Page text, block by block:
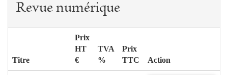
Revue numérique
Titre
Prix
HT
€
TVA
%
Prix
TTC
Action